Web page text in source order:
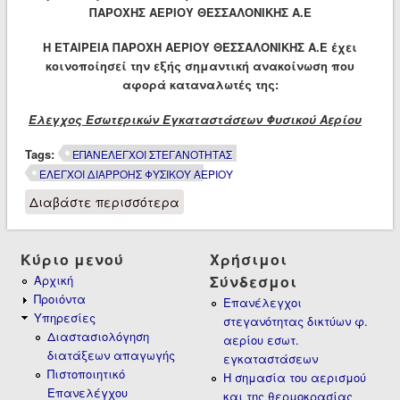
ΠΑΡΟΧΗΣ ΑΕΡΙΟΥ ΘΕΣΣΑΛΟΝΙΚΗΣ Α.Ε
Η ΕΤΑΙΡΕΙΑ ΠΑΡΟΧΗ ΑΕΡΙΟΥ ΘΕΣΣΑΛΟΝΙΚΗΣ Α.Ε έχει
κοινοποίησεί την εξής σημαντική ανακοίνωση που
αφορά καταναλωτές της:
Έλεγχος Εσωτερικών Εγκαταστάσεων Φυσικού Αερίου
Tags:
ΕΠΑΝΕΛΕΓΧΟΙ ΣΤΕΓΑΝΟΤΗΤΑΣ
ΕΛΕΓΧΟΙ ΔΙΑΡΡΟΗΣ ΦΥΣΙΚΟΥ ΑΕΡΙΟΥ
Διαβάστε περισσότερα
στεγανότητας δικτύων φυσικού
εγκαταστάσεων στη
Θεσσαλονίκη!
Κύριο μενού
Αρχική
Προιόντα
Υπηρεσίες
Διαστασιολόγηση
διατάξεων απαγωγής
Πιστοποιητικό
Επανελέγχου
Χρήσιμοι
Σύνδεσμοι
Επανέλεγχοι
στεγανότητας δικτύων φ.
αερίου εσωτ.
εγκαταστάσεων
Η σημασία του αερισμού
και της θερμοκρασίας